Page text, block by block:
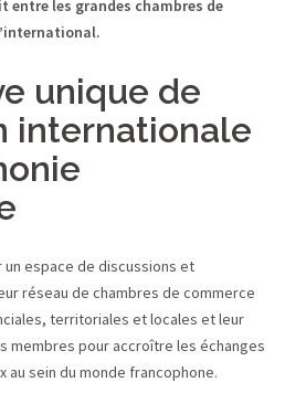
entre les grandes chambres de
unique de
internationale
espace de discussions et
réseau de chambres de commerce
territoriales et locales et leur
membres pour accroître les échanges
sein du monde francophone.